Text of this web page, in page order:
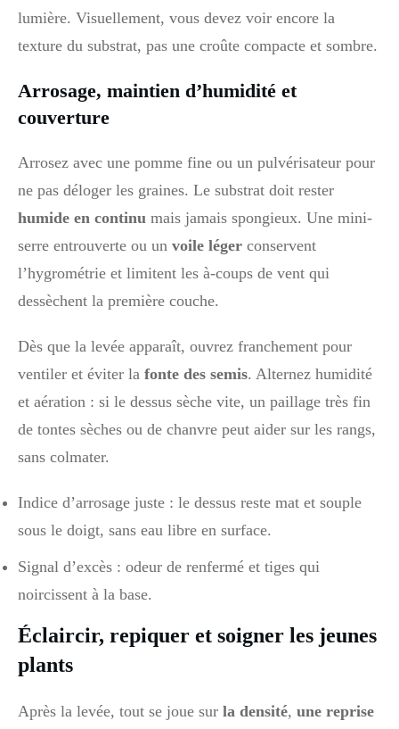
lumière. Visuellement, vous devez voir encore la
texture du substrat, pas une croûte compacte et sombre.
Arrosage, maintien d’humidité et
couverture
Arrosez avec une pomme fine ou un pulvérisateur pour
ne pas déloger les graines. Le substrat doit rester
humide en continu mais jamais spongieux. Une mini-
serre entrouverte ou un voile léger conservent
l’hygrométrie et limitent les à-coups de vent qui
dessèchent la première couche.
Dès que la levée apparaît, ouvrez franchement pour
ventiler et éviter la fonte des semis. Alternez humidité
et aération : si le dessus sèche vite, un paillage très fin
de tontes sèches ou de chanvre peut aider sur les rangs,
sans colmater.
Indice d’arrosage juste : le dessus reste mat et souple
sous le doigt, sans eau libre en surface.
Signal d’excès : odeur de renfermé et tiges qui
noircissent à la base.
Éclaircir, repiquer et soigner les jeunes
plants
Après la levée, tout se joue sur la densité, une reprise